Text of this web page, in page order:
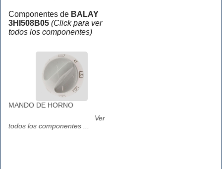
Componentes de BALAY
3HI508B05 (Click para ver
todos los componentes)
MANDO DE HORNO
Ver
todos los componentes ...